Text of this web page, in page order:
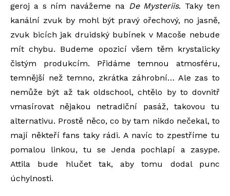
geroj a s ním navážeme na De Mysteriis. Taky ten
kanální zvuk by mohl být pravý ořechový, no jasně,
zvuk bicích jak druidský bubínek v Macoše nebude
mít chybu. Budeme opozicí všem těm krystalicky
čistým produkcím. Přidáme temnou atmosféru,
temnější než temno, zkrátka záhrobní… Ale zas to
nemůže být až tak oldschool, chtělo by to dovnitř
vmasírovat nějakou netradiční pasáž, takovou tu
alternativu. Prostě něco, co by tam nikdo nečekal, to
mají někteří fans taky rádi. A navíc to zpestříme tu
pomalou linkou, tu se Jenda pochlapí a zasype.
Attila bude hlučet tak, aby tomu dodal punc
úchylnosti.